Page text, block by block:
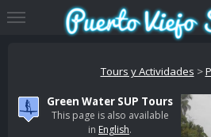
Tours y Actividades >
Green Water SUP Tours
This page is also available
in English.